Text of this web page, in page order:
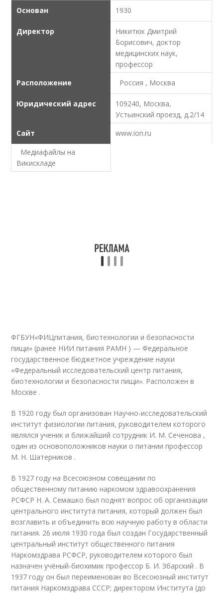
Основан 1930
Директор
Никитюк Дмитрий
Борисович, доктор
медицинских наук,
профессор
Расположение
Россия , Москва
Юридический адрес
109240, Москва,
Устьинский проезд, д.2/14
Сайт
www.ion.ru
Медиафайлы на
Викискладе
ФГБУН«ФИЦпитания, биотехнологии и безопасности
пищи» (ранее НИИ питания РАМН ) — Федеральное
государственное бюджетное учреждение науки
«Федеральный исследовательский центр питания,
биотехнологии и безопасности пищи». Расположен в
Москве .
В 1920 году был организован Научно-исследовательский
институт физиологии питания, руководителем которого
являлся ученик и ближайший сотрудник И. М. Сеченова ,
один из основоположников науки о питании профессор
М. Н. Шатерников .
В 1927 году на Всесоюзном совещании по
общественному питанию наркомом здравоохранения
РСФСР Н. А. Семашко был поднят вопрос об организации
центрального института питания, который должен был
возглавить и объединить всю научную работу в области
питания. 26 июля 1930 года был создан Государственный
центральный институт общественного питания
Наркомздрава РСФСР, руководителем которого был
назначен учёный-биохимик профессор Б. И. Збарский . В
1937 году он был переименован во Всесоюзный институт
питания Наркомздрава СССР; директором Института (до